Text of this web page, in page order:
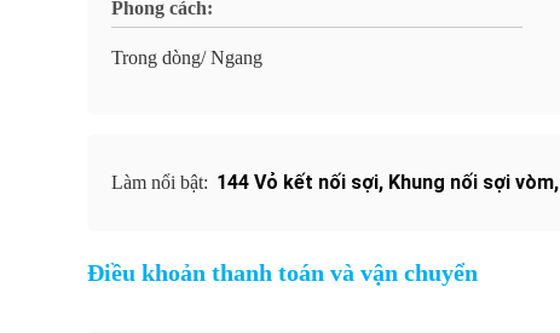
Phong cách:
Trong dòng/ Ngang
Làm nổi bật: 144 Vỏ kết nối sợi, Khung nối sợi vòm,
Điều khoản thanh toán và vận chuyển